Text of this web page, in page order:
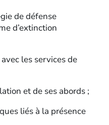
de défense
d’extinction
les services de
et de ses abords ;
liés à la présence